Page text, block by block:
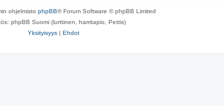
ohjelmisto phpBB® Forum Software © phpBB Limited
phpBB Suomi (lurttinen, harritapio, Pettis)
Yksityisyys | Ehdot